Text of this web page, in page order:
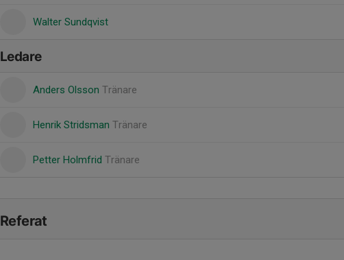
Walter Sundqvist
Ledare
Anders Olsson Tränare
Henrik Stridsman Tränare
Petter Holmfrid Tränare
Referat